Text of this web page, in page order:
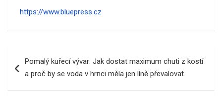
https://www.bluepress.cz
proPomalý kuřecí vývar: Jak dostat maximum chuti z kostí
a proč by se voda v hrnci měla jen líně převalovat